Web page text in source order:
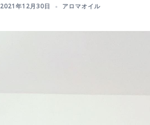
2021年12月30日 アロマオイル